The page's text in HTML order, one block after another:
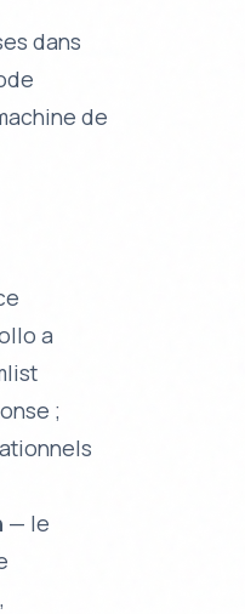
dans
de
a
;
— le